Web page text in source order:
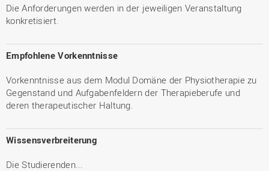
Die Anforderungen werden in der jeweiligen Veranstaltung
konkretisiert.
Empfohlene Vorkenntnisse
Vorkenntnisse aus dem Modul Domäne der Physiotherapie zu
Gegenstand und Aufgabenfeldern der Therapieberufe und
deren therapeutischer Haltung.
Wissensverbreiterung
Die Studierenden...